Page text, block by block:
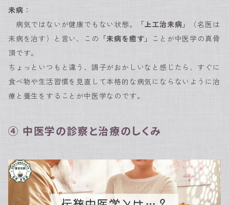
未病 ：
病気ではないが健康でもない状態。
「上工治未病」
（名医は
未病を治す）と言い、この 「未病を癒す」
ことが中医学の真骨
頂です。
ちょっといつもと違う、調子がおかしいなと感じたら、すぐに
食べ物や生活習慣を見直して本格的な病気にならないように治
療と養生をすることが中医学なのです。
④ 中医学の診察と治療のしくみ